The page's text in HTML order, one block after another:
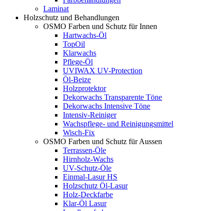
Laminat
Holzschutz und Behandlungen
OSMO Farben und Schutz für Innen
Hartwachs-Öl
TopOil
Klarwachs
Pflege-Öl
UVIWAX UV-Protection
Öl-Beize
Holzprotektor
Dekorwachs Transparente Töne
Dekorwachs Intensive Töne
Intensiv-Reiniger
Wachspflege- und Reinigungsmittel
Wisch-Fix
OSMO Farben und Schutz für Aussen
Terrassen-Öle
Hirnholz-Wachs
UV-Schutz-Öle
Einmal-Lasur HS
Holzschutz Öl-Lasur
Holz-Deckfarbe
Klar-Öl Lasur